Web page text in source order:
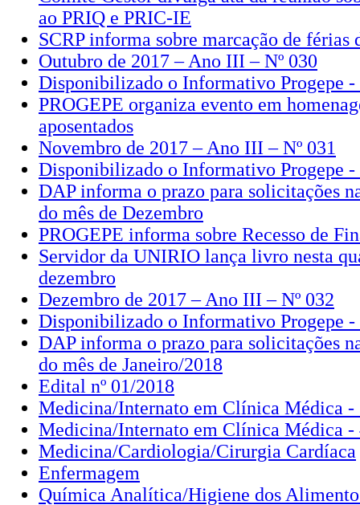
ao PRIQ e PRIC-IE
SCRP informa sobre marcação de férias
Outubro de 2017 – Ano III – Nº 030
Disponibilizado o Informativo Progepe -
PROGEPE organiza evento em
aposentados
Novembro de 2017 – Ano III – Nº 031
Disponibilizado o Informativo Progepe -
DAP informa o prazo para solicitações
do mês de Dezembro
PROGEPE informa sobre Recesso de
Servidor da UNIRIO lança livro nesta
dezembro
Dezembro de 2017 – Ano III – Nº 032
Disponibilizado o Informativo Progepe -
DAP informa o prazo para solicitações
do mês de Janeiro/2018
Edital nº 01/2018
Medicina/Internato em Clínica Médica -
Medicina/Internato em Clínica Médica -
Medicina/Cardiologia/Cirurgia Cardíaca
Enfermagem
Química Analítica/Higiene dos